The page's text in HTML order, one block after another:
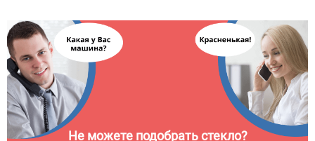
Не можете подобрать стекло?